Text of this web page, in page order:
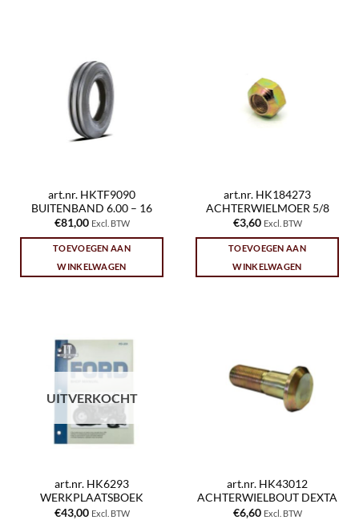
art.nr. HKTF9090
BUITENBAND 6.00 – 16
€81,00 Excl. BTW
TOEVOEGEN AAN
WINKELWAGEN
art.nr. HK184273
ACHTERWIELMOER 5/8
€3,60 Excl. BTW
TOEVOEGEN AAN
WINKELWAGEN
UITVERKOCHT
art.nr. HK6293
WERKPLAATSBOEK
€43,00 Excl. BTW
art.nr. HK43012
ACHTERWIELBOUT DEXTA
€6,60 Excl. BTW